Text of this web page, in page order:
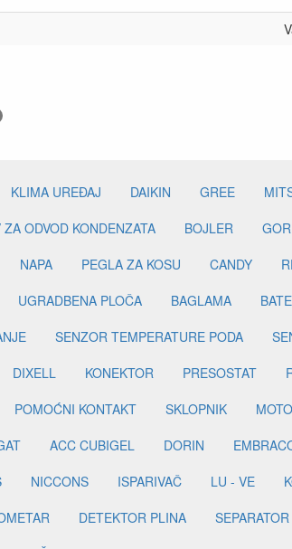
KLIMA UREĐAJ DAIKIN GREE
ZA ODVOD KONDENZATA BOJLER
NAPA PEGLA ZA KOSU CANDY
UGRADBENA PLOČA BAGLAMA
SENZOR TEMPERATURE PODA
DIXELL KONEKTOR PRESOSTAT
POMOĆNI KONTAKT SKLOPNIK
ACC CUBIGEL DORIN
NICCONS ISPARIVAČ LU - VE
DETEKTOR PLINA